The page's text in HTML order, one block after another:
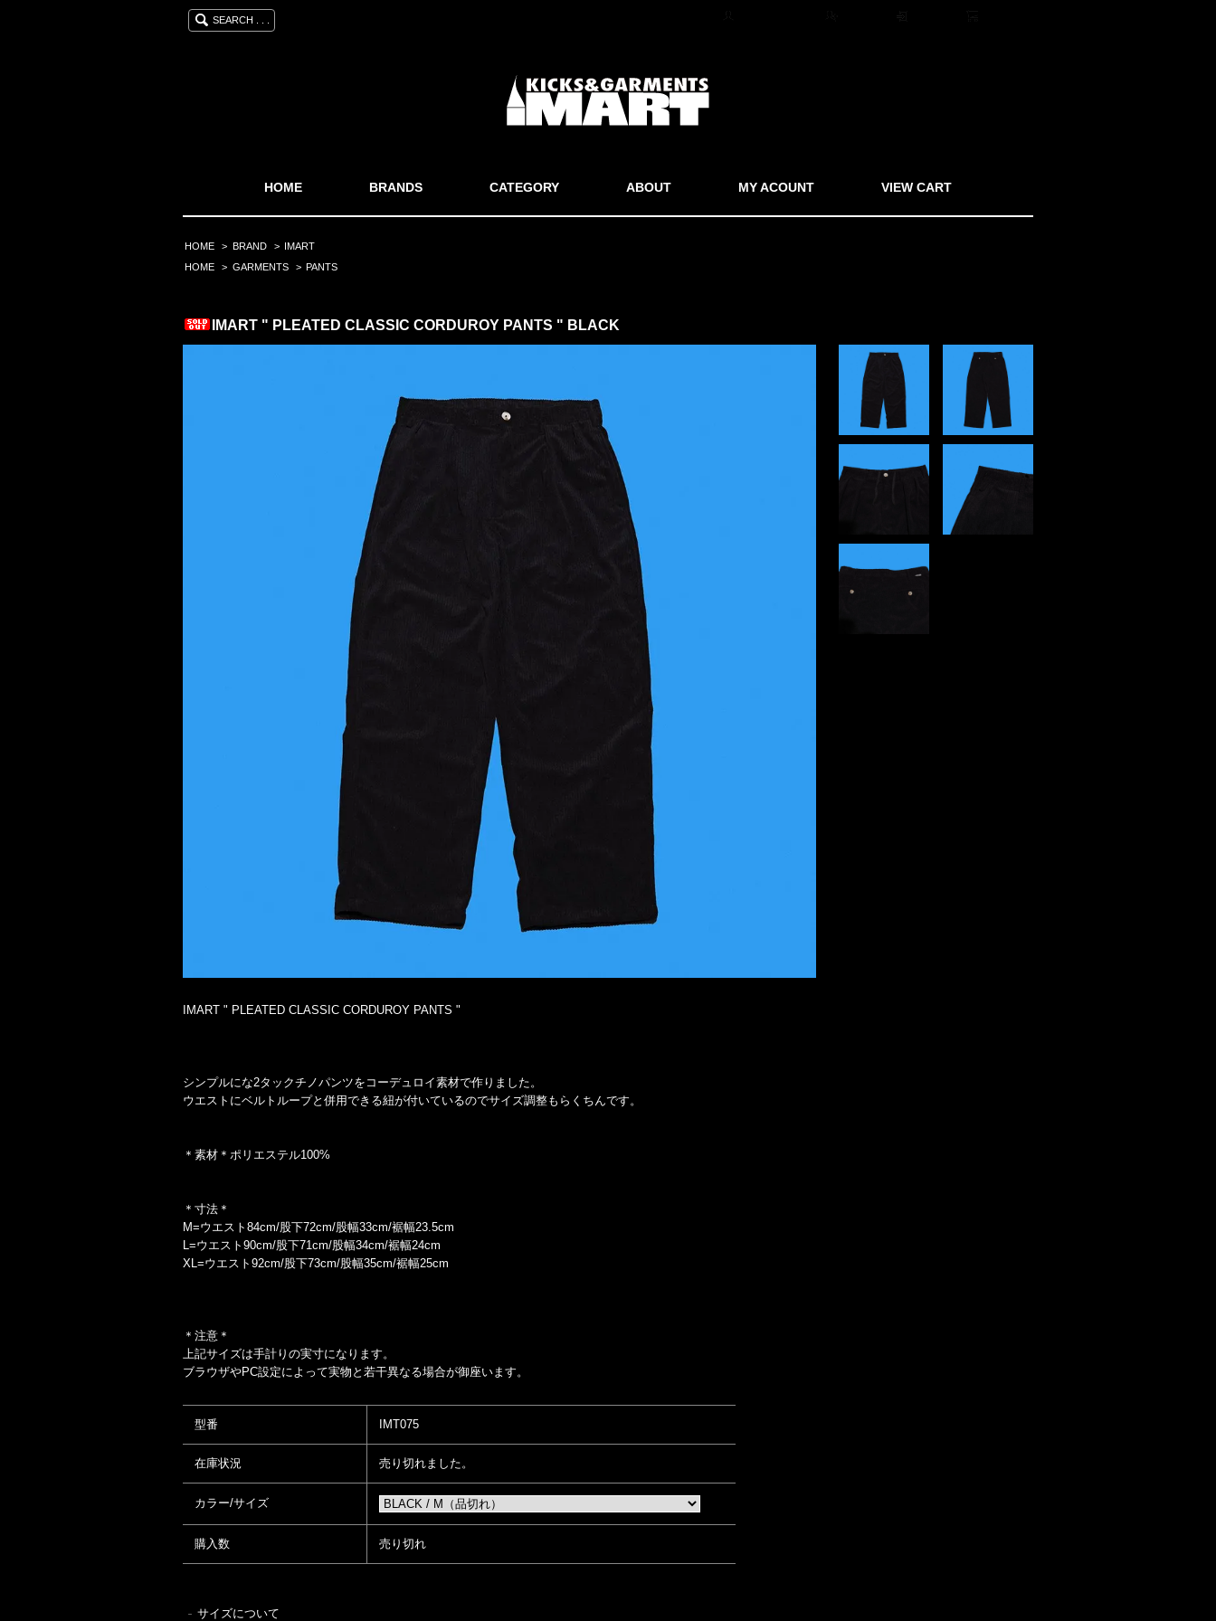
SEARCH . . .
HOME BRANDS CATEGORY ABOUT MY ACOUNT VIEW CART
HOME > BRAND > IMART
HOME
> GARMENTS > PANTS
IMART " PLEATED CLASSIC CORDUROY PANTS " BLACK
IMART " PLEATED CLASSIC CORDUROY PANTS "
シンプルにな2タックチノパンツをコーデュロイ素材で作りました。
ウエストにベルトループと併用できる紐が付いているのでサイズ調整もらくちんです。
＊素材＊ポリエステル100%
＊寸法＊
M=ウエスト84cm/股下72cm/股幅33cm/裾幅23.5cm
L=ウエスト90cm/股下71cm/股幅34cm/裾幅24cm
XL=ウエスト92cm/股下73cm/股幅35cm/裾幅25cm
＊注意＊
上記サイズは手計りの実寸になります。
ブラウザやPC設定によって実物と若干異なる場合が御座います。
型番 IMT075
在庫状況 売り切れました。
カラー/サイズ
購入数 売り切れ
サイズについて